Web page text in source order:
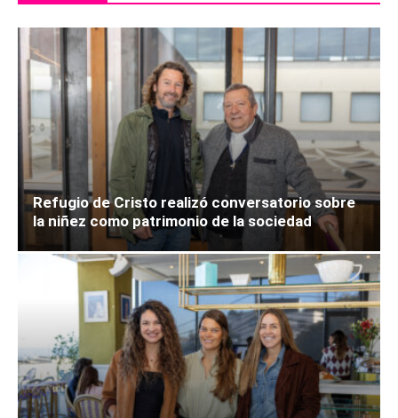
Refugio de Cristo realizó conversatorio sobre
la niñez como patrimonio de la sociedad